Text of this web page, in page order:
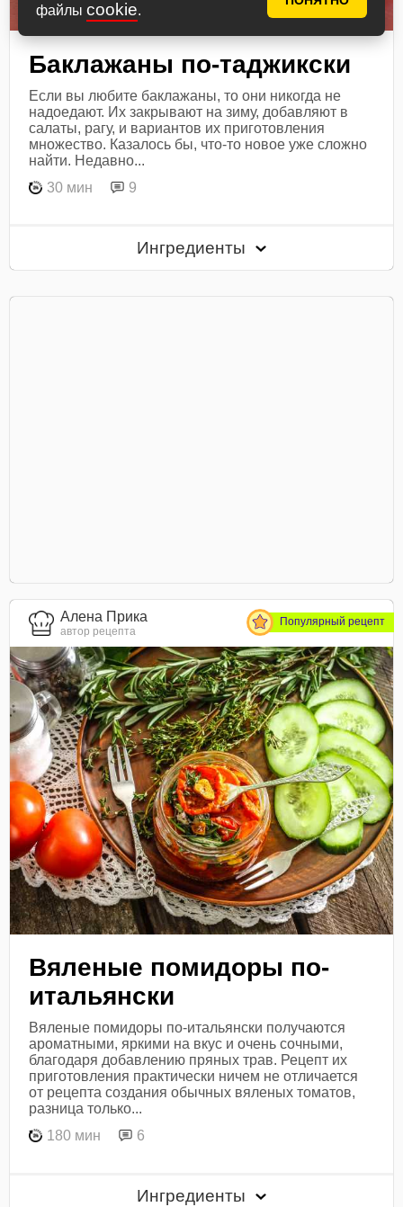
файлы cookie.
Баклажаны по-таджикски
Если вы любите баклажаны, то они никогда не
надоедают. Их закрывают на зиму, добавляют в
салаты, рагу, и вариантов их приготовления
множество. Казалось бы, что-то новое уже сложно
найти. Недавно...
30 мин
9
Ингредиенты
Алена Прика
автор рецепта
Популярный рецепт
Вяленые помидоры по-
итальянски
Вяленые помидоры по-итальянски получаются
ароматными, яркими на вкус и очень сочными,
благодаря добавлению пряных трав. Рецепт их
приготовления практически ничем не отличается
от рецепта создания обычных вяленых томатов,
разница только...
180 мин
6
Ингредиенты